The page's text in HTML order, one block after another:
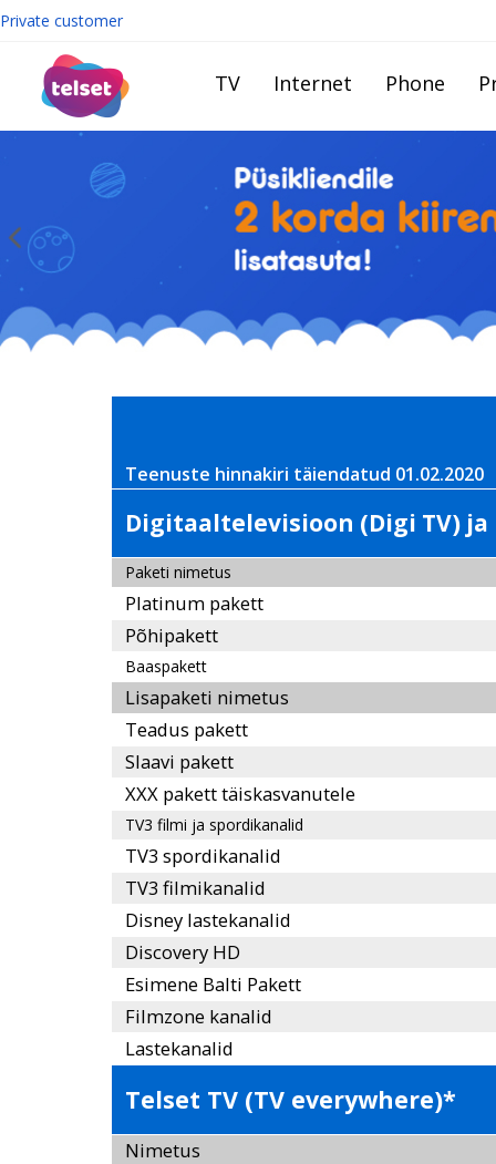
Private customer
TV Internet Phone
Teenuste hinnakiri täiendatud 01.02.2020
Digitaaltelevisioon (Digi TV) ja
Paketi nimetus
Platinum pakett
Põhipakett
Baaspakett
Lisapaketi nimetus
Teadus pakett
Slaavi pakett
XXX pakett täiskasvanutele
TV3 filmi ja spordikanalid
TV3 spordikanalid
TV3 filmikanalid
Disney lastekanalid
Discovery HD
Esimene Balti Pakett
Filmzone kanalid
Lastekanalid
Telset TV (TV everywhere)*
Nimetus